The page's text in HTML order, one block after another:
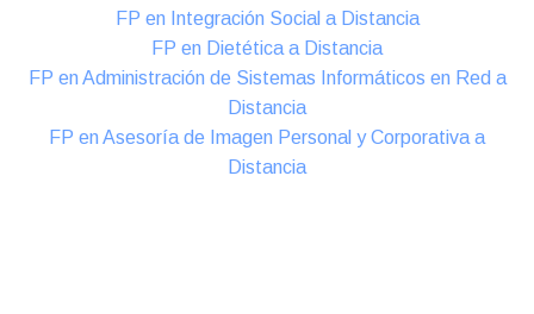
FP en Integración Social a Distancia
FP en Dietética a Distancia
FP en Administración de Sistemas Informáticos en Red a
Distancia
FP en Asesoría de Imagen Personal y Corporativa a
Distancia